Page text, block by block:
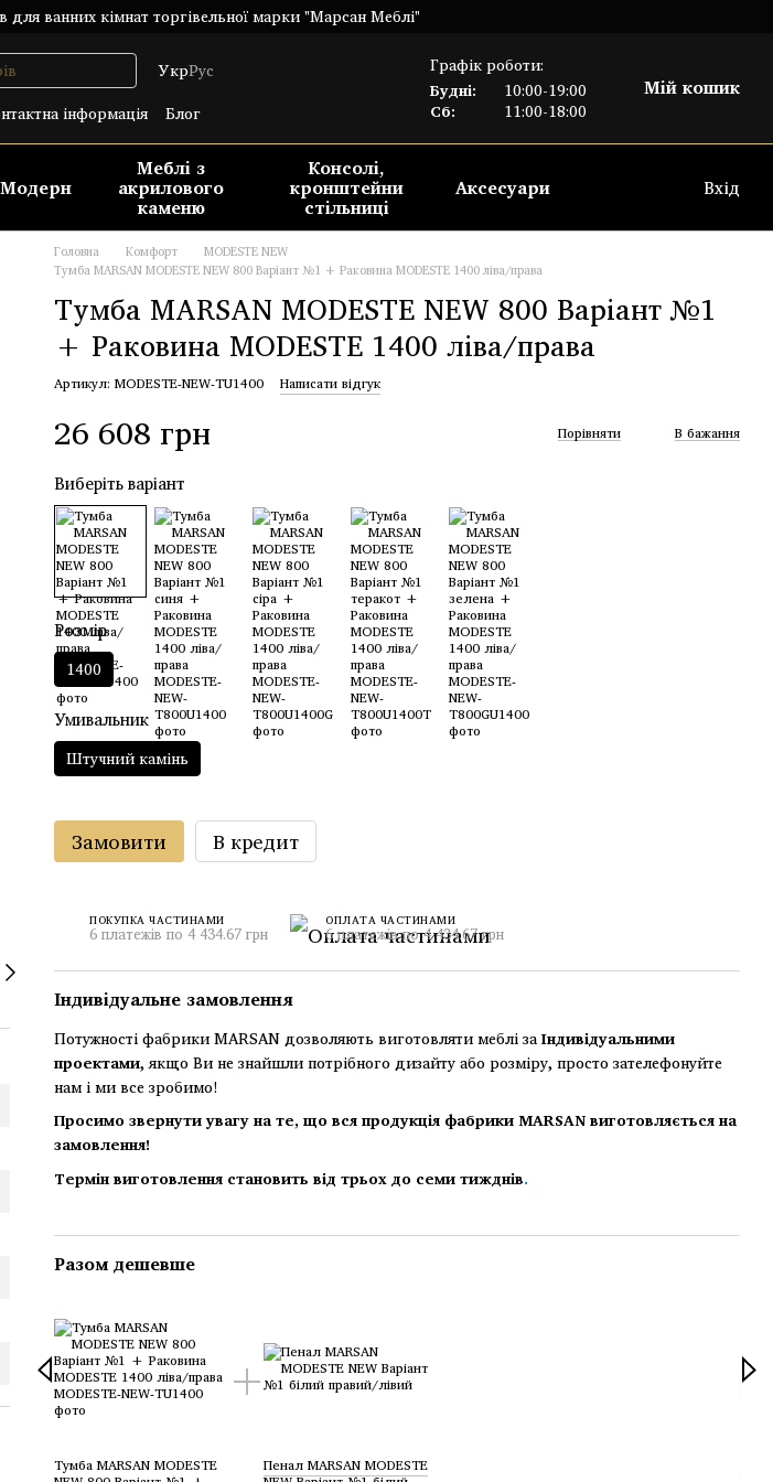
ванних кімнат торгівельної марки "Марсан Меблі"
УкрРус
інформація
Блог
Графік роботи:
Будні:
10:00-19:00
Сб:
11:00-18:00
Мій кошик
Модерн
Меблі з
акрилового
каменю
Консолі,
кронштейни
стільниці
Аксесуари Вхід
Головна Комфорт
MODESTE NEW
Тумба MARSAN MODESTE NEW 800 Варіант №1 + Раковина MODESTE 1400 ліва/права
Тумба MARSAN MODESTE NEW 800 Варіант №1
+ Раковина MODESTE 1400 ліва/права
Артикул: MODESTE-NEW-TU1400 Написати відгук
26 608 грн Порівняти В бажання
Виберіть варіант
Розмір
1400
Умивальник
Штучний камінь
Замовити В кредит
ПОКУПКА ЧАСТИНАМИ
6 платежів по 4 434.67 грн
ОПЛАТА ЧАСТИНАМИ
6 платежів по 4 434.67 грн
Індивідуальне замовлення
Потужності фабрики MARSAN дозволяють виготовляти меблі заІндивідуальними
проектами, якщо Ви не знайшли потрібного дизайту або розміру, просто зателефонуйте
нам і ми все зробимо!
Просимо звернути увагу на те, що вся продукція фабрики MARSAN виготовляється на
замовлення!
Термін виготовлення становить від трьох до семи тижднів.
Разом дешевше
Тумба MARSAN MODESTE Пенал MARSAN MODESTE